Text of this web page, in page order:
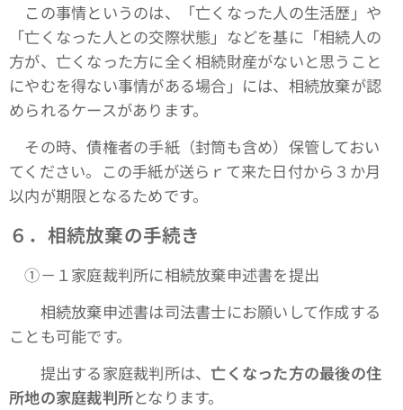
この事情というのは、「亡くなった人の生活歴」や
「亡くなった人との交際状態」などを基に「相続人の
方が、亡くなった方に全く相続財産がないと思うこと
にやむを得ない事情がある場合」には、相続放棄が認
められるケースがあります。
その時、債権者の手紙（封筒も含め）保管しておい
てください。この手紙が送らｒて来た日付から３か月
以内が期限となるためです。
６．相続放棄の手続き
①－１家庭裁判所に相続放棄申述書を提出
相続放棄申述書は司法書士にお願いして作成する
ことも可能です。
提出する家庭裁判所は、亡くなった方の最後の住
所地の家庭裁判所となります。